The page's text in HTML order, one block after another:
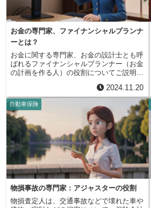
ば、将来にわたって安心して保障を受ける
ことができます。
です。これにより、個別に契約するよりも
保険料が割安になる可能性があります。ま
た、契約の手続きも一度で済むため、管理
の手間も省けます。ただし、契約できる自
動車の種類や台数には一定の条件がありま
すので、保険会社に確認が必要です。一
方、『個別契約』は、一台の自動車を所有
している場合に適用される契約です。この
保険料が計算されるため、使用状況や運転
者の条件などを細かく反映させることがで
きます。例えば、運転する人が限定されて
いる場合や、年間の走行距離が少ない場合
は、保険料が安くなる可能性があります。
また、『まとめて契約』とは異なり、様々
な特約を自由に選択できるため、自分に必
要な保障をカスタマイズすることができま
す。このように、『まとめて契約』と『個
別契約』はそれぞれメリット・デメリット
があります。ご自身の自動車の所有状況や
使用方法、必要な保障内容などをよく考慮
し、最適な契約の種類を選ぶようにしまし
ょう。保険会社に相談することで、より詳
お金の専門家、ファイナンシャルプランナ
ーとは？
お金に関する専門家、お金の設計士とも呼
ばれるファイナンシャルプランナー（お金
の計画を作る人）の役割についてご説明し
老後など、様々な転機が訪れます。それぞ
れの時期で必要となるお金は大きく異な
り、その変化に対応するためには、計画的
な準備と管理が欠かせません。ファイナン
シャルプランナーは、まさにこのお金の計
画作りをサポートしてくれる専門家です。
ファイナンシャルプランナーの役割は、単
に保険を勧めることだけではありません。
国民皆保険や年金、住宅の借り入れに関す
るお金、税金など、お金に関する幅広い知
識を持ち、一人ひとりの状況に最適な計画
を提案してくれます。例えば、結婚を控え
費用、将来の子育て費用などを考慮した貯
2024.11.20
自動車保険
物損事故の専門家：アジャスターの役割
物損査定人は、交通事故などで壊れた車や